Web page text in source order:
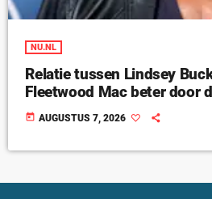
NU.NL
Relatie tussen Lindsey
Fleetwood Mac beter door
today AUGUSTUS 7, 2026